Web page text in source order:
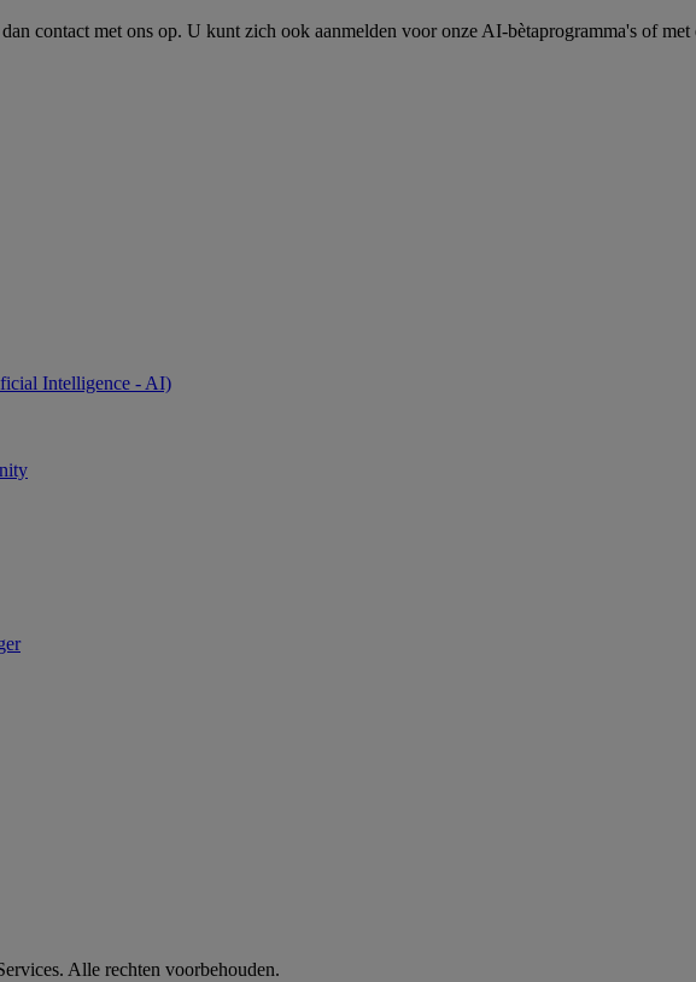
contact met ons op. U kunt zich ook aanmelden voor onze AI-bètaprogramma's of
Intelligence - AI)
Alle rechten voorbehouden.